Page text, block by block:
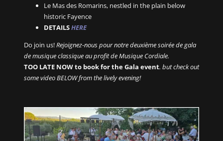
Le Mas des Romarins, nestled in the plain below
historic Fayence
DETAILSHERE
Do join us!Rejoignez-nous pour notre deuxième soirée de gala
de musique classique au profit de Musique Cordiale.
TOO LATE NOW to book for the Gala event. but check out
some video BELOW from the lively evening!